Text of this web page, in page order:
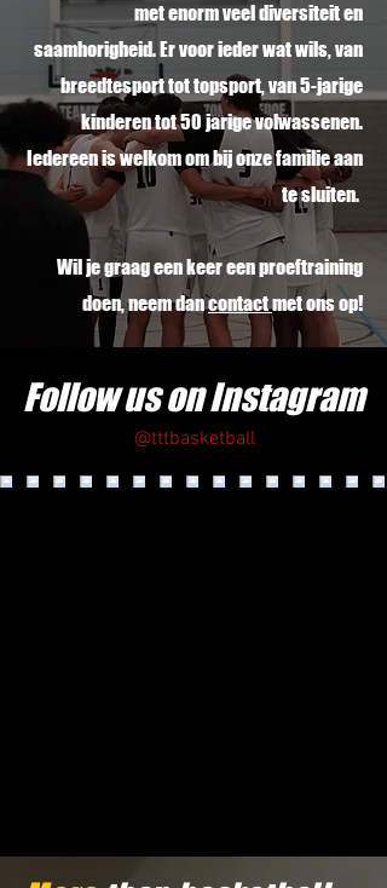
met enorm veel diversiteit en
saamhorigheid. Er voor ieder wat wils, van
breedtesport tot topsport, van 5-jarige
kinderen tot 50 jarige volwassenen.
Iedereen is welkom om bij onze familie aan
te sluiten.
Wil je graag een keer een proeftraining
doen, neem dancontactmet ons op!
Follow us on Instagram
@tttbasketball